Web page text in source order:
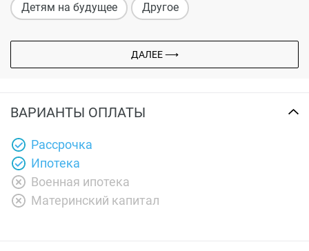
Детям на будущее Другое
ДАЛЕЕ ⟶
ВАРИАНТЫ ОПЛАТЫ
Рассрочка
Ипотека
Военная ипотека
Материнский капитал